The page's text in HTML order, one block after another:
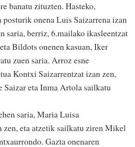
banatu zituzten. Hasteko,
onena Luis Saizarrena izan
saria, berriz, 6.mailako ikasleentzat
Bildots onenen kasuan, Iker
zuen saria. Arroz esne
Kontxi Saizarrentzat izan zen,
Saizar eta Inma Artola sailkatu
saria, Maria Luisa
zen, eta atzetik sailkatu ziren Mikel
Gazta onenaren